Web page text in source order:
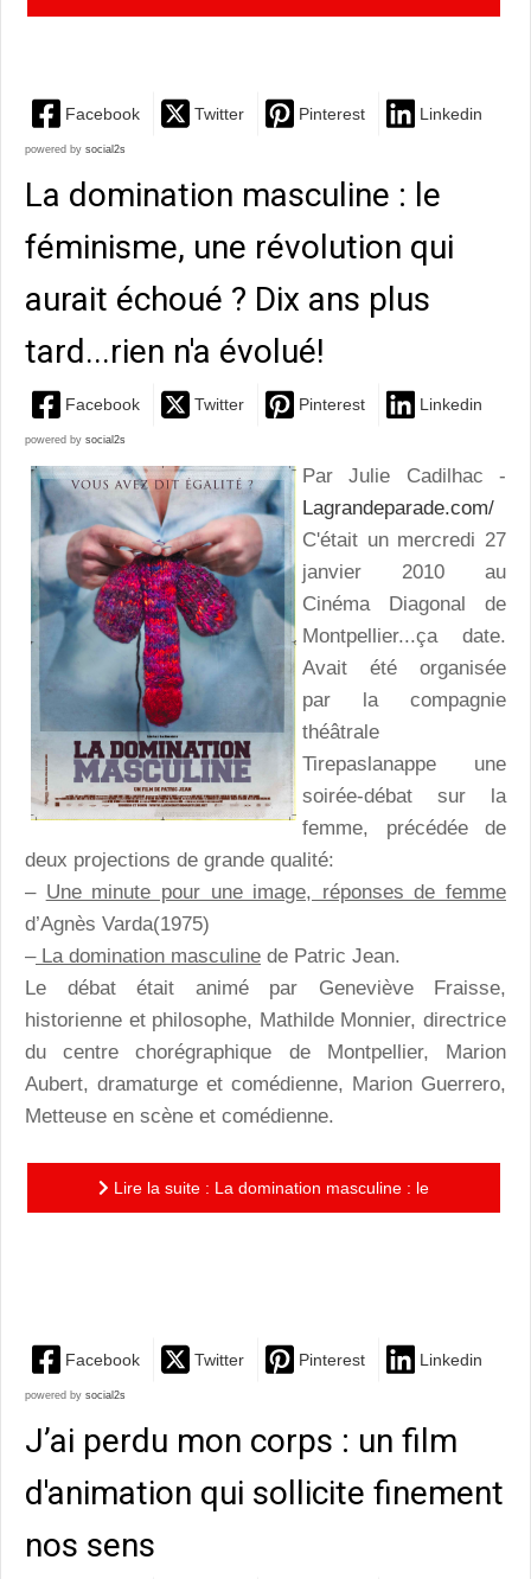
Facebook Twitter Pinterest Linkedin
powered by social2s
La domination masculine : le
féminisme, une révolution qui
aurait échoué ? Dix ans plus
tard...rien n'a évolué!
Facebook Twitter Pinterest Linkedin
powered by social2s
Par Julie Cadilhac -
Lagrandeparade.com/
C'était un mercredi 27
janvier 2010 au
Cinéma Diagonal de
Montpellier...ça date.
Avait été organisée
par la compagnie
théâtrale
Tirepaslanappe une
soirée-débat sur la
femme, précédée de
deux projections de grande qualité:
– Une minute pour une image, réponses de femme
d’Agnès Varda(1975)
–La domination masculine de Patric Jean.
Le débat était animé par Geneviève Fraisse,
historienne et philosophe, Mathilde Monnier, directrice
du centre chorégraphique de Montpellier, Marion
Aubert, dramaturge et comédienne, Marion Guerrero,
Metteuse en scène et comédienne.
Lire la suite : La domination masculine : le
Facebook Twitter Pinterest Linkedin
powered by social2s
J’ai perdu mon corps : un film
d'animation qui sollicite finement
nos sens